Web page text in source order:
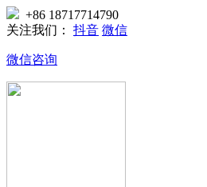
+86 18717714790
关注我们：
抖音 微信
微信咨询